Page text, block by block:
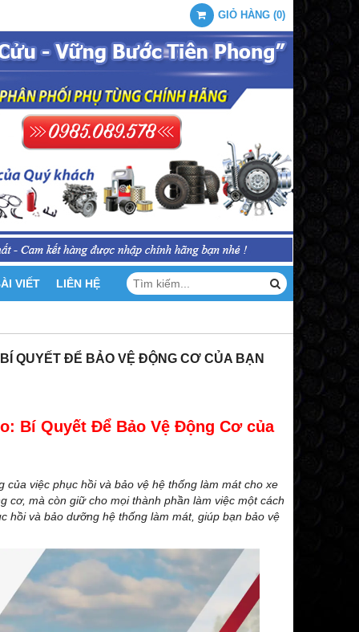
GIỎ HÀNG (0)
VIẾT LIÊN HỆ
QUYẾT ĐỂ BẢO VỆ ĐỘNG CƠ CỦA BẠN
Bí Quyết Để Bảo Vệ Động Cơ của
việc phục hồi và bảo vệ hệ thống làm mát cho xe
cơ, mà còn giữ cho mọi thành phần làm việc một cách
hồi và bảo dưỡng hệ thống làm mát, giúp bạn bảo vệ